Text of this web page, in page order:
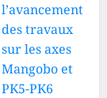
l’avancement
des travaux
sur les axes
Mangobo et
PK5-PK6